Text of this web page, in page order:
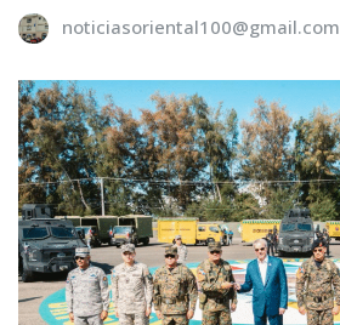
noticiasoriental100@gmail.com